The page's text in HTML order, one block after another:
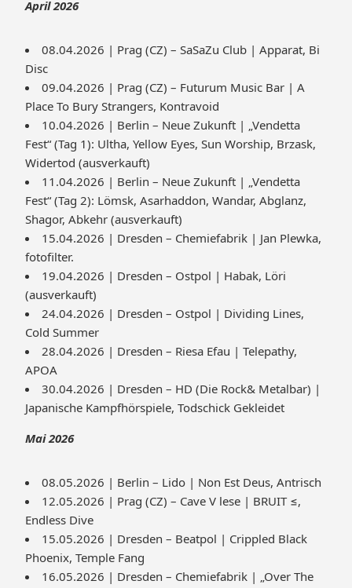
April 2026
08.04.2026 | Prag (CZ) – SaSaZu Club | Apparat, Bi
Disc
09.04.2026 | Prag (CZ) – Futurum Music Bar | A
Place To Bury Strangers, Kontravoid
10.04.2026 | Berlin – Neue Zukunft | „Vendetta
Fest“ (Tag 1): Ultha, Yellow Eyes, Sun Worship, Brzask,
Widertod (ausverkauft)
11.04.2026 | Berlin – Neue Zukunft | „Vendetta
Fest“ (Tag 2): Lömsk, Asarhaddon, Wandar, Abglanz,
Shagor, Abkehr (ausverkauft)
15.04.2026 | Dresden – Chemiefabrik | Jan Plewka,
fotofilter.
19.04.2026 | Dresden – Ostpol | Habak, Löri
(ausverkauft)
24.04.2026 | Dresden – Ostpol | Dividing Lines,
Cold Summer
28.04.2026 | Dresden – Riesa Efau | Telepathy,
APOA
30.04.2026 | Dresden – HD (Die Rock& Metalbar) |
Japanische Kampfhörspiele, Todschick Gekleidet
Mai 2026
08.05.2026 | Berlin – Lido | Non Est Deus, Antrisch
12.05.2026 | Prag (CZ) – Cave V lese | BRUIT ≤,
Endless Dive
15.05.2026 | Dresden – Beatpol | Crippled Black
Phoenix, Temple Fang
16.05.2026 | Dresden – Chemiefabrik | „Over The